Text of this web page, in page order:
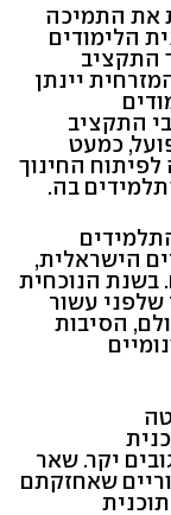
את התמיכה
הלימודים
החלטה זו, 43.3% מסך התקציב
יינתן
התקציב
כמעט
החינוך
הישראלית,
בשנת הנוכחית
בעוד שלפני עשור
הסיבות
יקר. שאר
שאחזקתם